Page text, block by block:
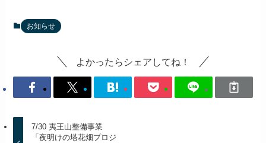
お知らせ
よかったらシェアしてね！
7/30 夷王山整備事業
「夜明けの塔花畑プロジ